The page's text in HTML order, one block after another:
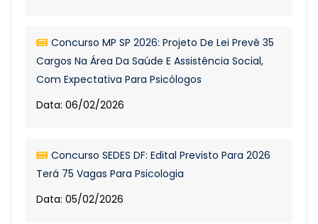
Concurso MP SP 2026: Projeto De Lei Prevê 35
Cargos Na Área Da Saúde E Assistência Social,
Com Expectativa Para Psicólogos
Data: 06/02/2026
Concurso SEDES DF: Edital Previsto Para 2026
Terá 75 Vagas Para Psicologia
Data: 05/02/2026